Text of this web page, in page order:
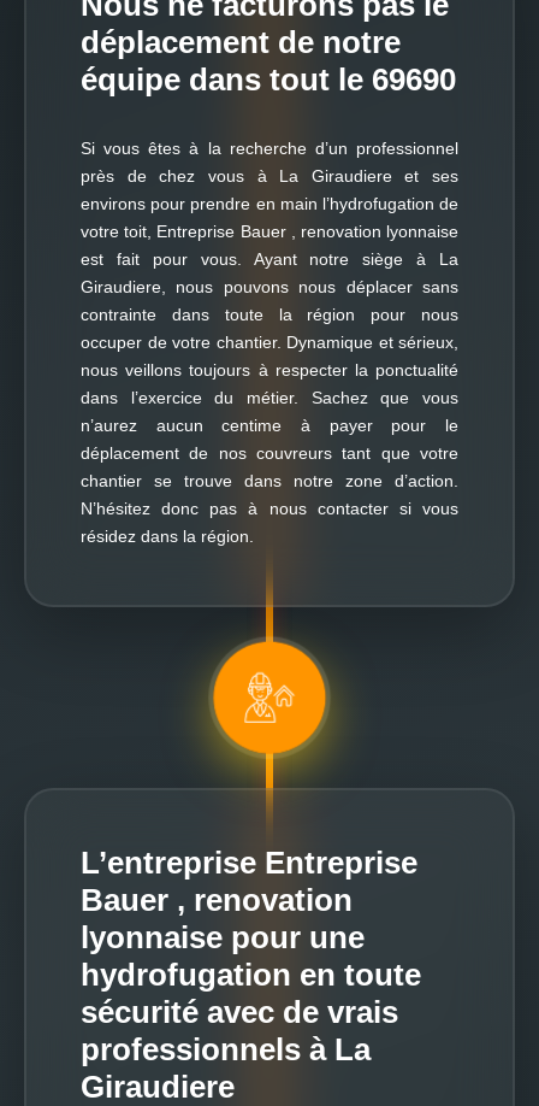
déplacement de notre
équipe dans tout le 69690
Si vous êtes à la recherche d’un professionnel
près de chez vous à La Giraudiere et ses
environs pour prendre en main l’hydrofugation de
votre toit, Entreprise Bauer , renovation lyonnaise
est fait pour vous. Ayant notre siège à La
Giraudiere, nous pouvons nous déplacer sans
contrainte dans toute la région pour nous
occuper de votre chantier. Dynamique et sérieux,
nous veillons toujours à respecter la ponctualité
dans l’exercice du métier. Sachez que vous
n’aurez aucun centime à payer pour le
déplacement de nos couvreurs tant que votre
chantier se trouve dans notre zone d’action.
N’hésitez donc pas à nous contacter si vous
résidez dans la région.
L’entreprise Entreprise
Bauer , renovation
lyonnaise pour une
hydrofugation en toute
sécurité avec de vrais
professionnels à La
Giraudiere